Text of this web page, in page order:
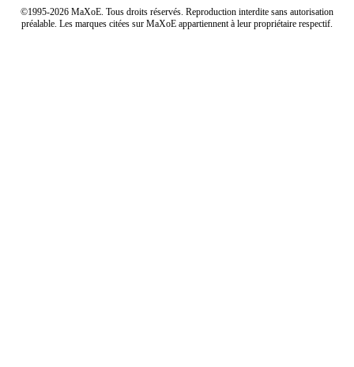
©1995-2026 MaXoE. Tous droits réservés. Reproduction interdite sans autorisation
préalable. Les marques citées sur MaXoE appartiennent à leur propriétaire respectif.